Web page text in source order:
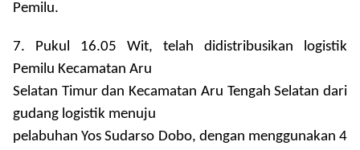
Pemilu.
7. Pukul 16.05 Wit, telah didistribusikan logistik
Pemilu Kecamatan Aru
Selatan Timur dan Kecamatan Aru Tengah Selatan dari
gudang logistik menuju
pelabuhan Yos Sudarso Dobo, dengan menggunakan 4